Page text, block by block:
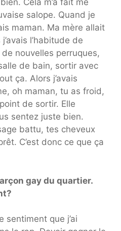
Cela m’a fait me
salope. Quand je
maman. Ma mère allait
l’habitude de
nouvelles perruques,
de bain, sortir avec
ça. Alors j’avais
oh maman, tu as froid,
de sortir. Elle
sentez juste bien.
battu, tes cheveux
C’est donc ce que ça
gay du quartier.
sentiment que j’ai